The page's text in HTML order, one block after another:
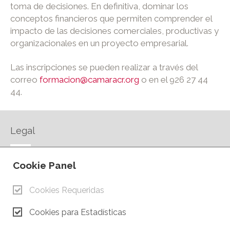
toma de decisiones. En definitiva, dominar los
conceptos financieros que permiten comprender el
impacto de las decisiones comerciales, productivas y
organizacionales en un proyecto empresarial.
Las inscripciones se pueden realizar a través del
correo formacion@camaracr.org o en el 926 27 44
44.
Legal
AVISO LEGAL
CONTACTO
Cookie Panel
Cookies Requeridas
Cookies para Estadísticas